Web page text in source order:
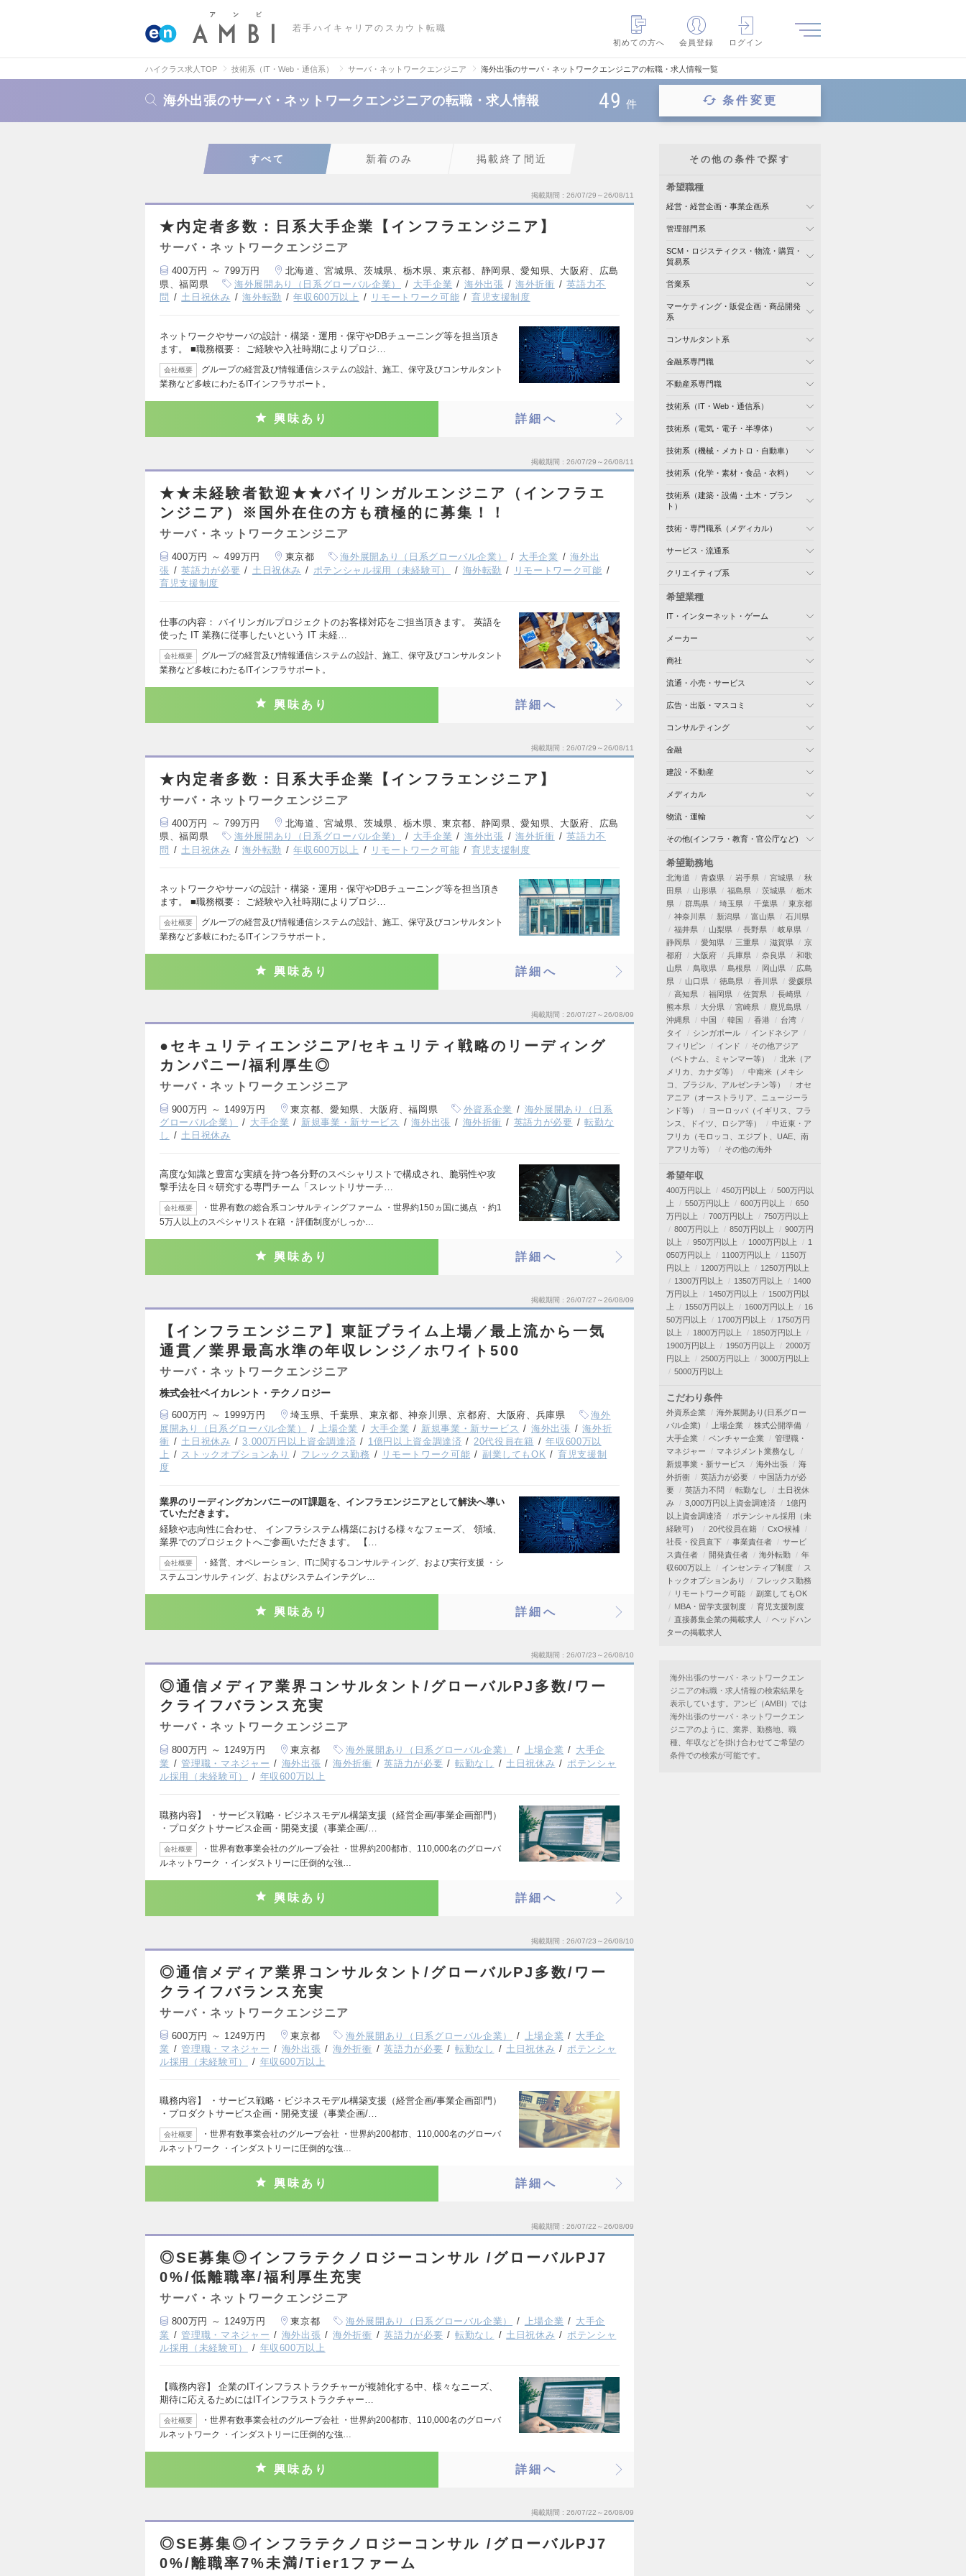
若手ハイキャリアのスカウト転職
初めての方へ
会員登録 ログイン
ハイクラス求人TOP 技術系（IT・Web・通信系） サーバ・ネットワークエンジニア 海外出張のサーバ・ネットワークエンジニアの転職・求人情報一覧
海外出張のサーバ・ネットワークエンジニアの転職・求人情報 49 件 条件変更
すべて 新着のみ 掲載終了間近
掲載期間 26/07/29～26/08/11
★内定者多数：日系大手企業【インフラエンジニア】
サーバ・ネットワークエンジニア
400万円 ～ 799万円
北海道、宮城県、茨城県、栃木県、東京都、静岡県、愛知県、大阪府、広島
県、福岡県
海外展開あり（日系グローバル企業） 大手企業 海外出張 海外折衝
英語力不
問
土日祝休み 海外転勤 年収600万以上 リモートワーク可能 育児支援制度
ネットワークやサーバの設計・構築・運用・保守やDBチューニング等を担当頂き
ます。 ■職務概要： ご経験や入社時期によりプロジ…
会社概要
グループの経営及び情報通信システムの設計、施工、保守及びコンサルタント
業務など多岐にわたるITインフラサポート。
興味あり 詳細へ
掲載期間 26/07/29～26/08/11
★★未経験者歓迎★★バイリンガルエンジニア（インフラエ
ンジニア）※国外在住の方も積極的に募集！！
サーバ・ネットワークエンジニア
400万円 ～ 499万円 東京都 海外展開あり（日系グローバル企業） 大手企業
海外出
張
英語力が必要 土日祝休み ポテンシャル採用（未経験可） 海外転勤
リモートワーク可能
育児支援制度
仕事の内容： バイリンガルプロジェクトのお客様対応をご担当頂きます。 英語を
使った IT 業務に従事したいという IT 未経…
会社概要
グループの経営及び情報通信システムの設計、施工、保守及びコンサルタント
業務など多岐にわたるITインフラサポート。
興味あり 詳細へ
掲載期間 26/07/29～26/08/11
★内定者多数：日系大手企業【インフラエンジニア】
サーバ・ネットワークエンジニア
400万円 ～ 799万円
北海道、宮城県、茨城県、栃木県、東京都、静岡県、愛知県、大阪府、広島
県、福岡県
海外展開あり（日系グローバル企業） 大手企業 海外出張 海外折衝
英語力不
問
土日祝休み 海外転勤 年収600万以上 リモートワーク可能 育児支援制度
ネットワークやサーバの設計・構築・運用・保守やDBチューニング等を担当頂き
ます。 ■職務概要： ご経験や入社時期によりプロジ…
会社概要
グループの経営及び情報通信システムの設計、施工、保守及びコンサルタント
業務など多岐にわたるITインフラサポート。
興味あり 詳細へ
掲載期間 26/07/27～26/08/09
●セキュリティエンジニア/セキュリティ戦略のリーディング
カンパニー/福利厚生◎
サーバ・ネットワークエンジニア
900万円 ～ 1499万円 東京都、愛知県、大阪府、福岡県 外資系企業
海外展開あり（日系
グローバル企業）
大手企業 新規事業・新サービス 海外出張 海外折衝 英語力が必要
転勤な
し
土日祝休み
高度な知識と豊富な実績を持つ各分野のスペシャリストで構成され、脆弱性や攻
撃手法を日々研究する専門チーム「スレットリサーチ…
会社概要
・世界有数の総合系コンサルティングファーム ・世界約150ヵ国に拠点 ・約1
5万人以上のスペシャリスト在籍 ・評価制度がしっか…
興味あり 詳細へ
掲載期間 26/07/27～26/08/09
【インフラエンジニア】東証プライム上場／最上流から一気
通貫／業界最高水準の年収レンジ／ホワイト500
サーバ・ネットワークエンジニア
株式会社ベイカレント・テクノロジー
600万円 ～ 1999万円 埼玉県、千葉県、東京都、神奈川県、京都府、大阪府、兵庫県
海外
展開あり（日系グローバル企業）
上場企業 大手企業 新規事業・新サービス 海外出張
海外折
衝
土日祝休み 3,000万円以上資金調達済 1億円以上資金調達済 20代役員在籍
年収600万以
上
ストックオプションあり フレックス勤務 リモートワーク可能 副業してもOK
育児支援制
度
業界のリーディングカンパニーのIT課題を、インフラエンジニアとして解決へ導い
ていただきます。
経験や志向性に合わせ、 インフラシステム構築における様々なフェーズ、 領域、
業界でのプロジェクトへご参画いただきます。 【…
会社概要
・経営、オペレーション、ITに関するコンサルティング、および実行支援 ・シ
ステムコンサルティング、およびシステムインテグレ…
興味あり 詳細へ
掲載期間 26/07/23～26/08/10
◎通信メディア業界コンサルタント/グローバルPJ多数/ワー
クライフバランス充実
サーバ・ネットワークエンジニア
800万円 ～ 1249万円 東京都 海外展開あり（日系グローバル企業） 上場企業
大手企
業
管理職・マネジャー 海外出張 海外折衝 英語力が必要 転勤なし 土日祝休み
ポテンシャ
ル採用（未経験可）
年収600万以上
職務内容】 ・サービス戦略・ビジネスモデル構築支援（経営企画/事業企画部門）
・プロダクトサービス企画・開発支援（事業企画/…
会社概要
・世界有数事業会社のグループ会社 ・世界約200都市、110,000名のグローバ
ルネットワーク ・インダストリーに圧倒的な強…
興味あり 詳細へ
掲載期間 26/07/23～26/08/10
◎通信メディア業界コンサルタント/グローバルPJ多数/ワー
クライフバランス充実
サーバ・ネットワークエンジニア
600万円 ～ 1249万円 東京都 海外展開あり（日系グローバル企業） 上場企業
大手企
業
管理職・マネジャー 海外出張 海外折衝 英語力が必要 転勤なし 土日祝休み
ポテンシャ
ル採用（未経験可）
年収600万以上
職務内容】 ・サービス戦略・ビジネスモデル構築支援（経営企画/事業企画部門）
・プロダクトサービス企画・開発支援（事業企画/…
会社概要
・世界有数事業会社のグループ会社 ・世界約200都市、110,000名のグローバ
ルネットワーク ・インダストリーに圧倒的な強…
興味あり 詳細へ
掲載期間 26/07/22～26/08/09
◎SE募集◎インフラテクノロジーコンサル /グローバルPJ7
0%/低離職率/福利厚生充実
サーバ・ネットワークエンジニア
800万円 ～ 1249万円 東京都 海外展開あり（日系グローバル企業） 上場企業
大手企
業
管理職・マネジャー 海外出張 海外折衝 英語力が必要 転勤なし 土日祝休み
ポテンシャ
ル採用（未経験可）
年収600万以上
【職務内容】 企業のITインフラストラクチャーが複雑化する中、様々なニーズ、
期待に応えるためにはITインフラストラクチャー…
会社概要
・世界有数事業会社のグループ会社 ・世界約200都市、110,000名のグローバ
ルネットワーク ・インダストリーに圧倒的な強…
興味あり 詳細へ
掲載期間 26/07/22～26/08/09
◎SE募集◎インフラテクノロジーコンサル /グローバルPJ7
0%/離職率7%未満/Tier1ファーム
その他の条件で探す
希望職種
経営・経営企画・事業企画系
管理部門系
SCM・ロジスティクス・物流・購買・
貿易系
営業系
マーケティング・販促企画・商品開発
系
コンサルタント系
金融系専門職
不動産系専門職
技術系（IT・Web・通信系）
技術系（電気・電子・半導体）
技術系（機械・メカトロ・自動車）
技術系（化学・素材・食品・衣料）
技術系（建築・設備・土木・プラン
ト）
技術・専門職系（メディカル）
サービス・流通系
クリエイティブ系
希望業種
IT・インターネット・ゲーム
メーカー
商社
流通・小売・サービス
広告・出版・マスコミ
コンサルティング
金融
建設・不動産
メディカル
物流・運輸
その他(インフラ・教育・官公庁など)
希望勤務地
北海道 青森県 岩手県 宮城県
秋
田県
山形県 福島県 茨城県
栃木
県
群馬県 埼玉県 千葉県
東京都
神奈川県
新潟県 富山県
石川県
福井県
山梨県 長野県
岐阜県
静岡県
愛知県 三重県 滋賀県
京
都府
大阪府 兵庫県 奈良県
和歌
山県
鳥取県 島根県 岡山県
広島
県
山口県 徳島県 香川県
愛媛県
高知県
福岡県 佐賀県
長崎県
熊本県
大分県 宮崎県
鹿児島県
沖縄県
中国 韓国 香港
台湾
タイ
シンガポール
インドネシア
フィリピン
インド
その他アジア
（ベトナム、ミャンマー等）
北米（ア
メリカ、カナダ等）
中南米（メキシ
コ、ブラジル、アルゼンチン等）
オセ
アニア（オーストラリア、ニュージーラ
ンド等）
ヨーロッパ（イギリス、フラ
ンス、ドイツ、ロシア等）
中近東・ア
フリカ（モロッコ、エジプト、UAE、南
アフリカ等）
その他の海外
希望年収
400万円以上 450万円以上
500万円以
上
550万円以上 600万円以上
650
万円以上
700万円以上
750万円以上
800万円以上
850万円以上
900万円
以上
950万円以上 1000万円以上
1
050万円以上
1100万円以上
1150万
円以上
1200万円以上
1250万円以上
1300万円以上
1350万円以上
1400
万円以上
1450万円以上
1500万円以
上
1550万円以上 1600万円以上
16
50万円以上
1700万円以上
1750万円
以上
1800万円以上
1850万円以上
1900万円以上
1950万円以上
2000万
円以上
2500万円以上
3000万円以上
5000万円以上
こだわり条件
外資系企業
海外展開あり(日系グロー
バル企業)
上場企業
株式公開準備
大手企業
ベンチャー企業
管理職・
マネジャー
マネジメント業務なし
新規事業・新サービス
海外出張
海
外折衝
英語力が必要
中国語力が必
要
英語力不問 転勤なし
土日祝休
み
3,000万円以上資金調達済
1億円
以上資金調達済
ポテンシャル採用（未
経験可）
20代役員在籍
CxO候補
社長・役員直下
事業責任者
サービ
ス責任者
開発責任者 海外転勤
年
収600万以上
インセンティブ制度
ス
トックオプションあり
フレックス勤務
リモートワーク可能
副業してもOK
MBA・留学支援制度
育児支援制度
直接募集企業の掲載求人
ヘッドハン
ターの掲載求人
海外出張のサーバ・ネットワークエン
ジニアの転職・求人情報の検索結果を
表示しています。アンビ（AMBI）では
海外出張のサーバ・ネットワークエン
ジニアのように、業界、勤務地、職
種、年収などを掛け合わせてご希望の
条件での検索が可能です。